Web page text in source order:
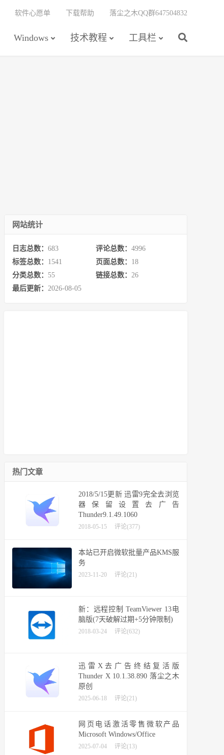
Windows 技术教程 工具栏
软件心愿单 下载帮助 落尘之木QQ群647504832
网站统计
日志总数： 683 评论总数： 4996
标签总数： 1541 页面总数： 18
分类总数： 55 链接总数： 26
最后更新： 2026-08-05
热门文章
2018/5/15更新 迅雷9完全去浏览
器保留设置去广告
Thunder9.1.49.1060
2018-05-15 评论(377)
本站已开启微软批量产品KMS服
务
2023-11-20 评论(21)
新：远程控制 TeamViewer 13电
脑版(7天破解过期+5分钟限制)
2018-03-24 评论(632)
迅雷X去广告终结复活版
Thunder X 10.1.38.890 落尘之木
原创
2025-06-18 评论(21)
网页电话激活零售微软产品
Microsoft Windows/Office
2025-07-04 评论(13)